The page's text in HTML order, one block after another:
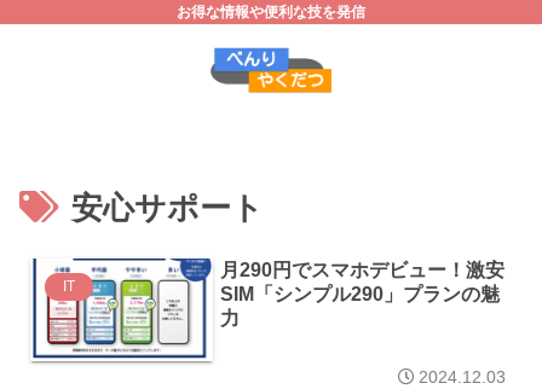
お得な情報や便利な技を発信
安心サポート
IT
月290円でスマホデビュー！激安
SIM「シンプル290」プランの魅
力
2024.12.03